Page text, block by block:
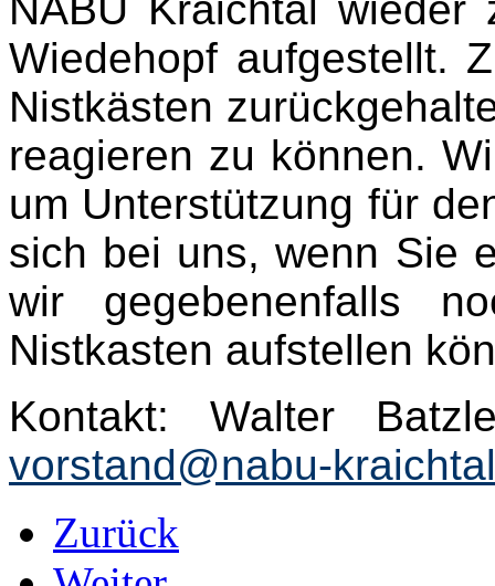
NABU Kraichtal wieder
Wiedehopf aufgestellt.
Nistkästen
reagieren zu können.
um Unterstützung für
sich bei uns, wenn Sie
wir gegebenenfalls
Nistkasten aufstellen
Kontakt: Walter
vorstand@nabu-
Zurück